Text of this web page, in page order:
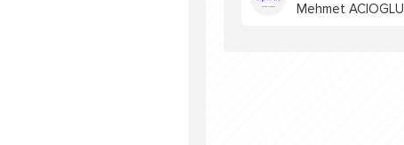
Mehmet ACIOGLU